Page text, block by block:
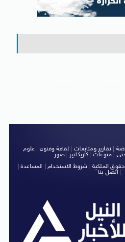
|تقارير ومتابعات|ثقافة وفنون
علوم
منوعات كاريكاتير صور
حقوق الملكية شروط الاستخدام| المساعدة|
اتصل بنا